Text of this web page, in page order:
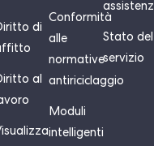
di
al
Conformità
alle
normative
antiriciclaggio
Moduli
intelligenti
Stato del
servizio